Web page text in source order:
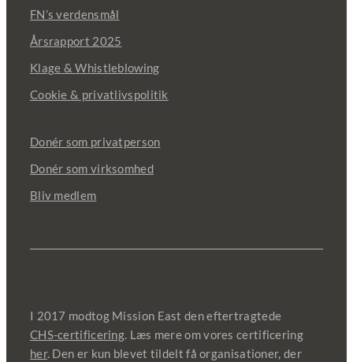
FN’s verdensmål
Årsrapport 2025
Klage & Whistleblowing
Cookie & privatlivspolitik
Donér som privatperson
Donér som virksomhed
Bliv medlem
I 2017 modtog Mission East den eftertragtede
CHS-certificering. Læs mere om vores certificering
her. Den er kun blevet tildelt få organisationer, der